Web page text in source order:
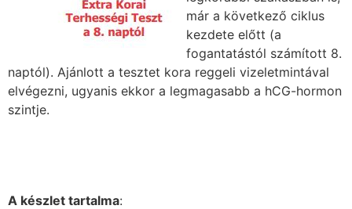
már a következő ciklus
kezdete előtt (a
fogantatástól számított 8.
naptól). Ajánlott a tesztet kora reggeli vizeletmintával
elvégezni, ugyanis ekkor a legmagasabb a hCG-hormon
szintje.
A készlet tartalma: